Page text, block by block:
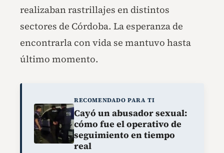
realizaban rastrillajes en distintos
sectores de Córdoba. La esperanza de
encontrarla con vida se mantuvo hasta
último momento.
RECOMENDADO PARA TI
Cayó un abusador sexual:
cómo fue el operativo de
seguimiento en tiempo
real